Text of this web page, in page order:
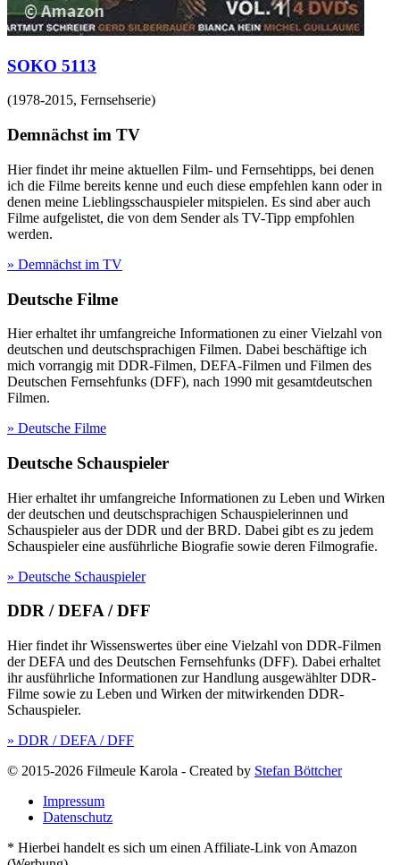
SOKO 5113
(1978-2015, Fernsehserie)
Demnächst im TV
Hier findet ihr meine aktuellen Film- und Fernsehtipps, bei denen
ich die Filme bereits kenne und euch diese empfehlen kann oder in
denen meine Lieblingsschauspieler mitspielen. Es sind aber auch
Filme aufgelistet, die von dem Sender als TV-Tipp empfohlen
werden.
» Demnächst im TV
Deutsche Filme
Hier erhaltet ihr umfangreiche Informationen zu einer Vielzahl von
deutschen und deutschsprachigen Filmen. Dabei beschäftige ich
mich vorrangig mit DDR-Filmen, DEFA-Filmen und Filmen des
Deutschen Fernsehfunks (DFF), nach 1990 mit gesamtdeutschen
Filmen.
» Deutsche Filme
Deutsche Schauspieler
Hier erhaltet ihr umfangreiche Informationen zu Leben und Wirken
der deutschen und deutschsprachigen Schauspielerinnen und
Schauspieler aus der DDR und der BRD. Dabei gibt es zu jedem
Schauspieler eine ausführliche Biografie sowie deren Filmografie.
» Deutsche Schauspieler
DDR / DEFA / DFF
Hier findet ihr Wissenswertes über eine Vielzahl von DDR-Filmen
der DEFA und des Deutschen Fernsehfunks (DFF). Dabei erhaltet
ihr ausführliche Informationen zur Handlung ausgewählter DDR-
Filme sowie zu Leben und Wirken der mitwirkenden DDR-
Schauspieler.
» DDR / DEFA / DFF
© 2015-2026 Filmeule Karola - Created by Stefan Böttcher
Impressum
Datenschutz
* Hierbei handelt es sich um einen Affiliate-Link von Amazon